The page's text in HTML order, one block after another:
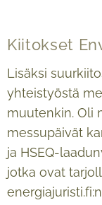
Kiitokset
Lisäksi
yhteistyöstä
muutenkin. Oli
messupäivät
ja HSEQ-
jotka ovat